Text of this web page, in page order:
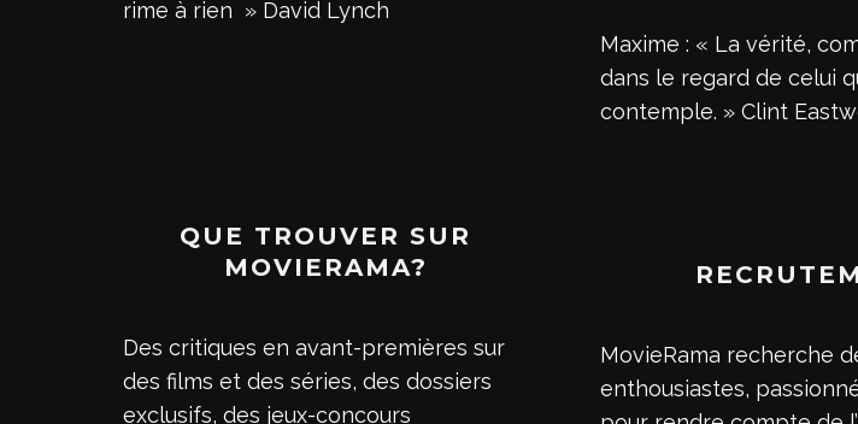
rime à rien » David Lynch
QUE TROUVER SUR
MOVIERAMA?
Des critiques en avant-premières sur
des films et des séries, des dossiers
exclusifs, des jeux-concours
Maxime : « La vérité,
dans le regard de celui
contemple. » Clint
MovieRama recherche
enthousiastes,